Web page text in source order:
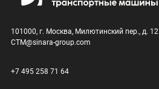
101000, г. Москва, Милютинский пер., д. 12
CTM@sinara-group.com
+7 495 258 71 64